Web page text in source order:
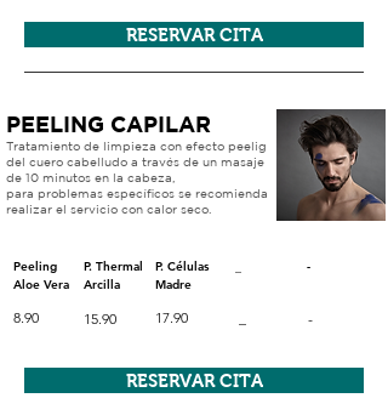
RESERVAR CITA
PEELING CAPILAR
Tratamiento de limpieza con efecto peelig
del cuero cabelludo a través de un masaje
de 10 minutos en la cabeza,
para problemas específicos se recomienda
realizar el servicio con calor seco.
Peeling
Aloe Vera
P. Thermal
Arcilla
P. Células
Madre
-
8.90 15.90 17.90 -
RESERVAR CITA